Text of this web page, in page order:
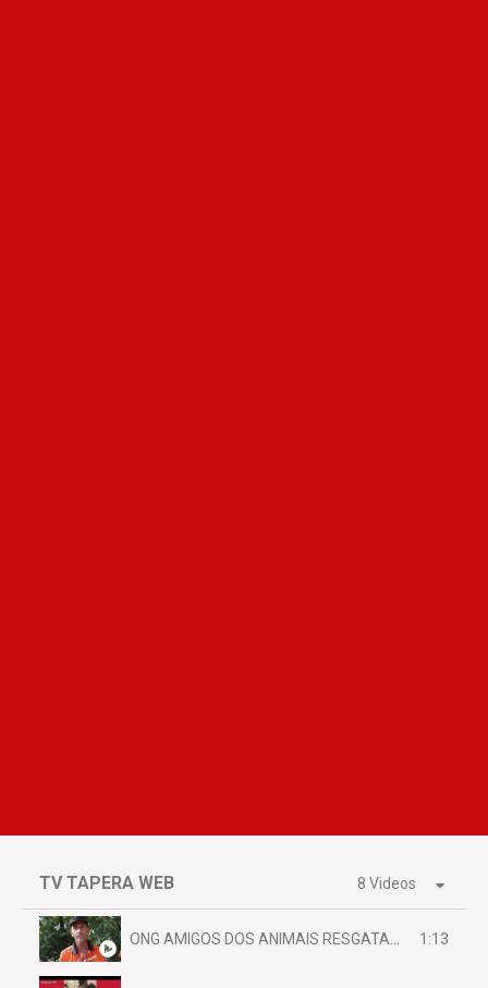
TV TAPERA WEB 8 Videos
ONG AMIGOS DOS ANIMAIS RESGATAM EMA FERIDA NA BR 070 1:13